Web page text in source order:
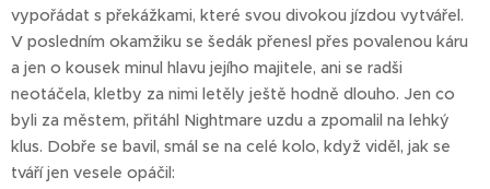
vypořádat s překážkami, které svou divokou jízdou vytvářel.
V posledním okamžiku se šedák přenesl přes povalenou káru
a jen o kousek minul hlavu jejího majitele, ani se radši
neotáčela, kletby za nimi letěly ještě hodně dlouho. Jen co
byli za městem, přitáhl Nightmare uzdu a zpomalil na lehký
klus. Dobře se bavil, smál se na celé kolo, když viděl, jak se
tváří jen vesele opáčil: